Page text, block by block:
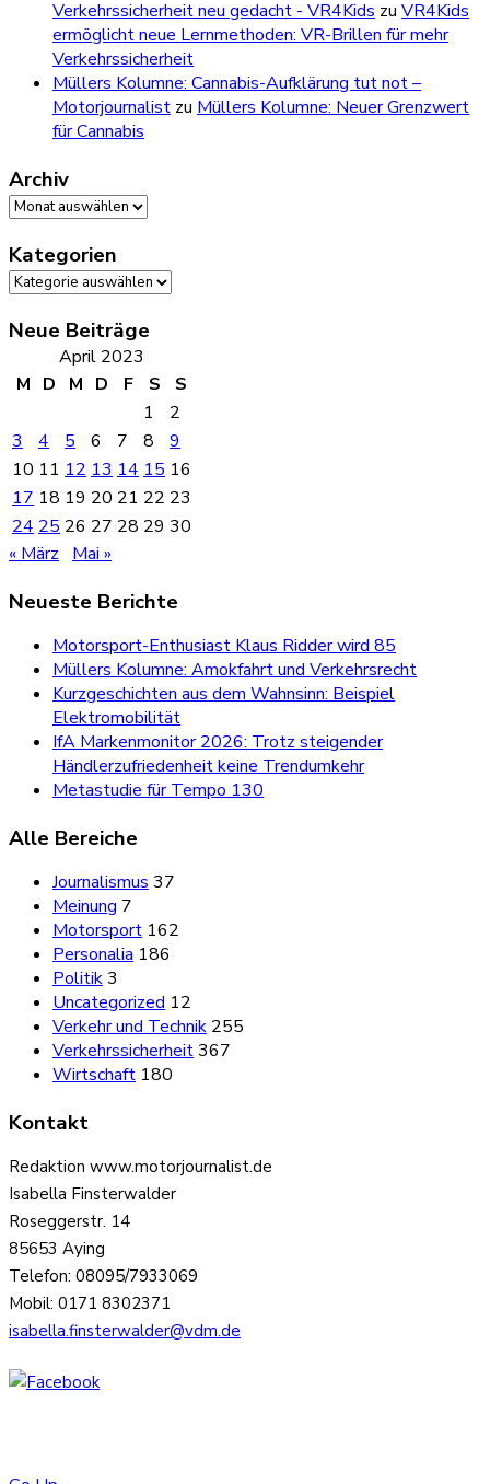
Verkehrssicherheit neu gedacht - VR4Kids zu VR4Kids
ermöglicht neue Lernmethoden: VR-Brillen für mehr
Verkehrssicherheit
Müllers Kolumne: Cannabis-Aufklärung tut not –
Motorjournalist zu Müllers Kolumne: Neuer Grenzwert
für Cannabis
Archiv
Archiv
Kategorien
Kategorien
Neue Beiträge
April 2023
M D M D F S
S
1
2
3
4 5 6 7 8
9
10 11 12 13 14 15 16
17 18 19 20 21 22 23
24 25 26 27 28 29 30
« März
Mai »
Neueste Berichte
Motorsport-Enthusiast Klaus Ridder wird 85
Müllers Kolumne: Amokfahrt und Verkehrsrecht
Kurzgeschichten aus dem Wahnsinn: Beispiel
Elektromobilität
IfA Markenmonitor 2026: Trotz steigender
Händlerzufriedenheit keine Trendumkehr
Metastudie für Tempo 130
Alle Bereiche
Journalismus 37
Meinung 7
Motorsport 162
Personalia 186
Politik3
Uncategorized 12
Verkehr und Technik 255
Verkehrssicherheit367
Wirtschaft 180
Kontakt
Redaktion www.motorjournalist.de
Isabella Finsterwalder
Roseggerstr. 14
85653 Aying
Telefon: 08095/7933069
Mobil: 0171 8302371
isabella.finsterwalder@vdm.de